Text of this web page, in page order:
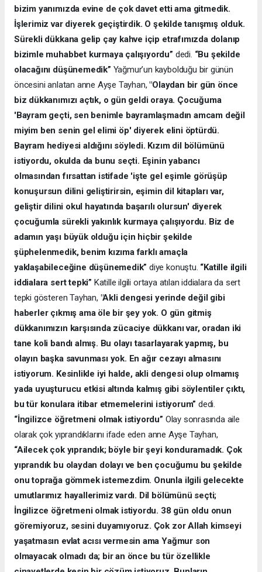
bizim yanımızda evine de çok davet etti ama gitmedik.
İşlerimiz var diyerek geçiştirdik. O şekilde tanışmış olduk.
Sürekli dükkana gelip çay kahve içip etrafımızda dolanıp
bizimle muhabbet kurmaya çalışıyordu” dedi. “Bu şekilde
olacağını düşünemedik” Yağmur’un kaybolduğu bir günün
öncesini anlatan anne Ayşe Tayhan,"Olaydan bir gün önce
biz dükkanımızı açtık, o gün geldi oraya. Çocuğuma
'Bayram geçti, sen benimle bayramlaşmadın amcam değil
miyim ben senin gel elimi öp' diyerek elini öptürdü.
Bayram hediyesi aldığını söyledi. Kızım dil bölümünü
istiyordu, okulda da bunu seçti. Eşinin yabancı
olmasından fırsattan istifade 'işte gel eşimle görüşüp
konuşursun dilini geliştirirsin, eşimin dil kitapları var,
geliştir dilini okul hayatında başarılı olursun' diyerek
çocuğumla sürekli yakınlık kurmaya çalışıyordu. Biz de
adamın yaşı büyük olduğu için hiçbir şekilde
şüphelenmedik, benim kızıma farklı amaçla
yaklaşabileceğine düşünemedik” diye konuştu. “Katille ilgili
iddialara sert tepki” Katille ilgili ortaya atılan iddialara da sert
tepki gösteren Tayhan, "Akli dengesi yerinde değil gibi
haberler çıkmış ama öle bir şey yok. O gün gitmiş
dükkanımızın karşısında zücaciye dükkanı var, oradan iki
tane koli bandı almış. Bu olayı tasarlayarak yapmış, bu
olayın başka savunması yok. En ağır cezayı almasını
istiyorum. Kesinlikle iyi halde, akli dengesi olup olmamış
yada uyuşturucu etkisi altında kalmış gibi söylentiler çıktı,
bu tür konulara itibar etmemelerini istiyorum” dedi.
“İngilizce öğretmeni olmak istiyordu” Olay sonrasında aile
olarak çok yıprandıklarını ifade eden anne Ayşe Tayhan,
“Ailecek çok yıprandık; böyle bir şeyi konduramadık. Çok
yıprandık bu olaydan dolayı ve ben çocuğumu bu şekilde
onu toprağa gömmek istemezdim. Onunla ilgili gelecekte
umutlarımız hayallerimiz vardı. Dil bölümünü seçti;
İngilizce öğretmeni olmak istiyordu. 38 gün oldu onun
göremiyoruz, sesini duyamıyoruz. Çok zor Allah kimseyi
yaşatmasın evlat acısı vermesin ama Yağmur son
olmayacak olmadı da; bir an önce bu tür özellikle